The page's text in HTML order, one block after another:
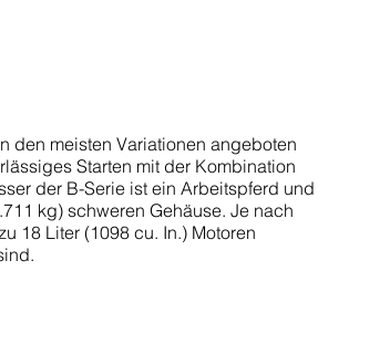
den meisten Variationen angeboten
Starten mit der Kombination
der B-Serie ist ein Arbeitspferd und
kg) schweren Gehäuse. Je nach
18 Liter (1098 cu. In.) Motoren